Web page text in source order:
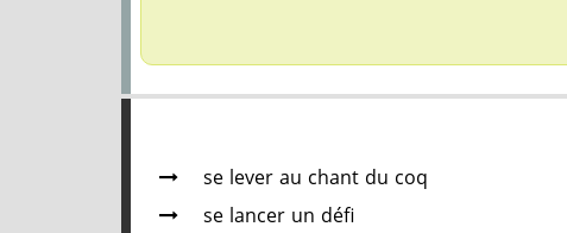
se lever au chant du coq
se lancer un défi